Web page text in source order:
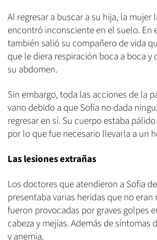
Al regresar a buscar a su hija, la mujer
encontró inconsciente en el suelo. En
también salió su compañero de vida
que le diera respiración boca a boca y
su abdomen.
Sin embargo, toda las acciones de la
vano debido a que Sofía no dada
regresar en sí. Su cuerpo estaba
por lo que fue necesario llevarla a un
Las lesiones extrañas
Los doctores que atendieron a Sofia
presentaba varias heridas que no eran
fueron provocadas por graves golpes
cabeza y mejías. Además de síntomas
y anemia.